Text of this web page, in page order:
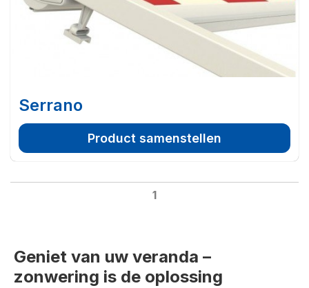
Serrano
Product samenstellen
1
Geniet van uw veranda –
zonwering is de oplossing